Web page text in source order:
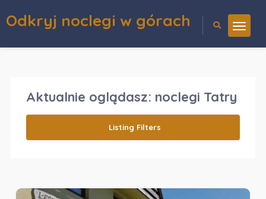
Odkryj noclegi w górach
Aktualnie oglądasz: noclegi Tatry
Listing Filters